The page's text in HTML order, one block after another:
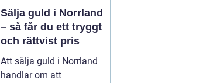
Sälja guld i Norrland
– så får du ett tryggt
och rättvist pris
Att sälja guld i Norrland
handlar om att